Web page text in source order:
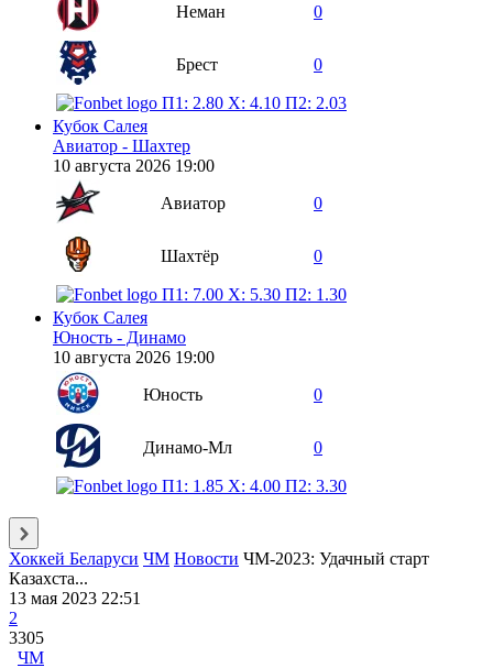
Неман
0
Брест 0
П1: 2.80 X: 4.10 П2: 2.03
Кубок Салея
Авиатор - Шахтер
10 августа 2026 19:00
Авиатор
0
Шахтёр 0
П1: 7.00 X: 5.30 П2: 1.30
Кубок Салея
Юность - Динамо
10 августа 2026 19:00
Юность
0
Динамо-Мл 0
П1: 1.85 X: 4.00 П2: 3.30
Хоккей Беларуси ЧМ Новости ЧМ-2023: Удачный старт
Казахста...
13 мая 2023 22:51
2
3305
ЧМ